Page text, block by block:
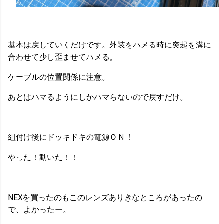
基本は戻していくだけです。外装をハメる時に突起を溝に
合わせて少し歪ませてハメる。
ケーブルの位置関係に注意。
あとはハマるようにしかハマらないので戻すだけ。
組付け後にドッキドキの電源ＯＮ！
やった！動いた！！
NEXを買ったのもこのレンズありきなところがあったの
で、よかったー。